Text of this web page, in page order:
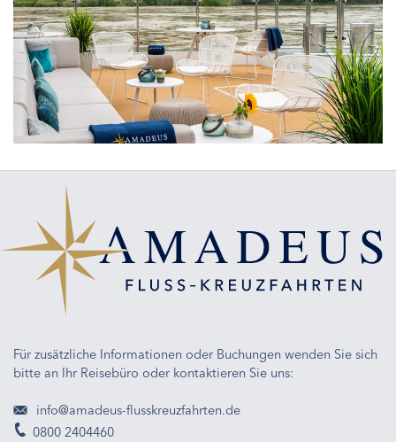
Strahlt
vor
Entdeckerfreude
Für zusätzliche Informationen oder Buchungen wenden Sie sich
bitte an Ihr Reisebüro oder kontaktieren Sie uns:
info@amadeus-flusskreuzfahrten.de
0800 2404460